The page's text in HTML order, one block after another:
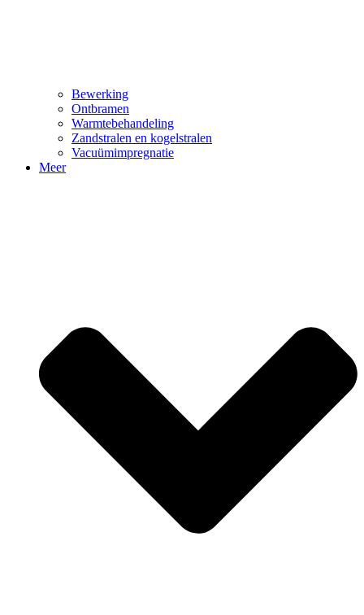
Bewerking
Ontbramen
Warmtebehandeling
Zandstralen en kogelstralen
Vacuümimpregnatie
Meer